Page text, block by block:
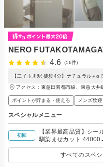
NERO
4.6
(56件)
【二子玉川駅 徒歩4分】ナチュラル＋α
アクセス：東急田園都市線、東急大
ポイントが貯まる・使える メンズ歓迎
スペシャルメニュー
初回
【業界最高品質】シー
馴染ませカット
すべてのスペ